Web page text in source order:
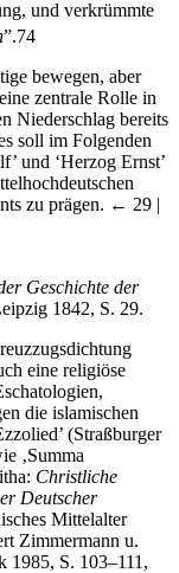
”.74
zentrale Rolle in
Niederschlag bereits
soll im Folgenden
und ‘Herzog Ernst’
zu prägen.← 29 |
1842, S. 29.
eine religiöse
die islamischen
(Straßburger
‚Summa
Christliche
Deutscher
Mittelalter
Zimmermann u.
S. 103–111,